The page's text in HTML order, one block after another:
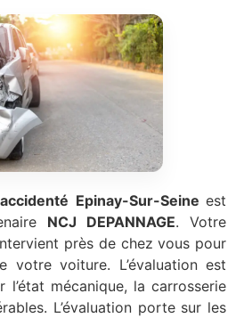
Epinay-Sur-Seine est
NCJ DEPANNAGE. Votre
près de chez vous pour
votre voiture. L’évaluation est
mécanique, la carrosserie
L’évaluation porte sur les